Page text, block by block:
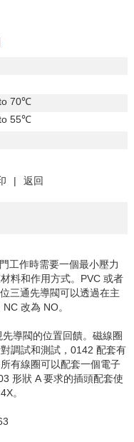
70℃
55℃
| 返回
工作時需要一個最小壓力
料和作用方式。 PVC 或者
三通先導閥可以透過在主
NC 改為 NO。
導閥的位置回饋。磁線圈
調試和測試， 0142 配套有
有線圈可以配套一個電子
形狀A要求的插頭配套使
。